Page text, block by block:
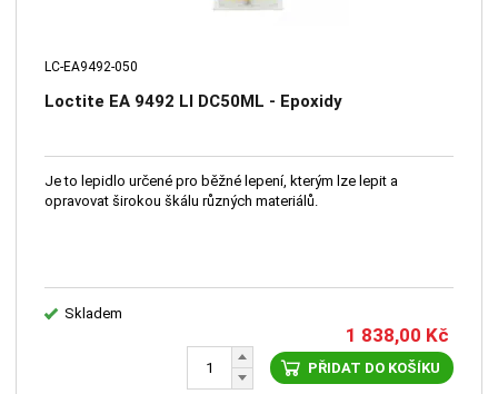
LC-EA9492-050
Loctite EA 9492 LI DC50ML - Epoxidy
Je to lepidlo určené pro běžné lepení, kterým lze lepit a
opravovat širokou škálu různých materiálů.
Skladem
1 838,00 Kč
PŘIDAT DO KOŠÍKU